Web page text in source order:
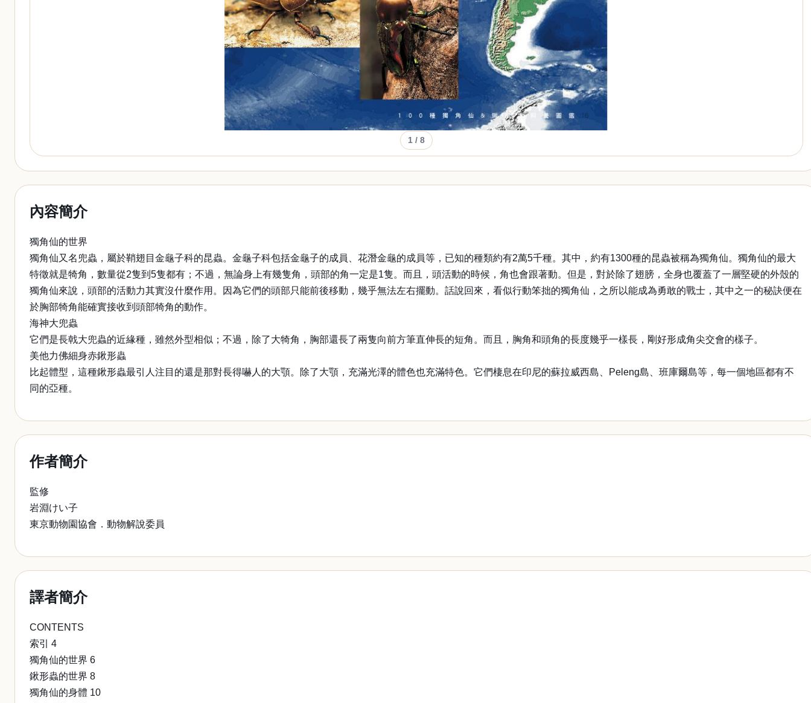
1 / 8
內容簡介
獨角仙的世界
獨角仙又名兜蟲，屬於鞘翅目金龜子科的昆蟲。金龜子科包括金龜子的成員、花潛金龜的成員等，已知的種類約有2萬5千種。其中，約有1300種的昆蟲被稱為獨角仙。獨角仙的最大
特徵就是犄角，數量從2隻到5隻都有；不過，無論身上有幾隻角，頭部的角一定是1隻。而且，頭活動的時候，角也會跟著動。但是，對於除了翅膀，全身也覆蓋了一層堅硬的外殼的
獨角仙來說，頭部的活動力其實沒什麼作用。因為它們的頭部只能前後移動，幾乎無法左右擺動。話說回來，看似行動笨拙的獨角仙，之所以能成為勇敢的戰士，其中之一的秘訣便在
於胸部犄角能確實接收到頭部犄角的動作。
海神大兜蟲
它們是長戟大兜蟲的近緣種，雖然外型相似；不過，除了大犄角，胸部還長了兩隻向前方筆直伸長的短角。而且，胸角和頭角的長度幾乎一樣長，剛好形成角尖交會的樣子。
美他力佛細身赤鍬形蟲
比起體型，這種鍬形蟲最引人注目的還是那對長得嚇人的大顎。除了大顎，充滿光澤的體色也充滿特色。它們棲息在印尼的蘇拉威西島、Peleng島、班庫爾島等，每一個地區都有不
同的亞種。
作者簡介
監修
岩淵けい子
東京動物園協會．動物解說委員
譯者簡介
CONTENTS
索引 4
獨角仙的世界 6
鍬形蟲的世界 8
獨角仙的身體 10